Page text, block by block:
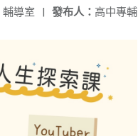
發布人： 高中專輔
輔導室 |